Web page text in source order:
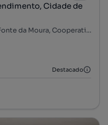
Cidade de
Rua Cidade de Luanda - Bairro Fonte da Moura, Cooperativa dos Arquitectos - Fonte da Moura - Pedra Verde, Aldoar, Foz do Douro e Nevogilde, Porto, Porto
Destacado